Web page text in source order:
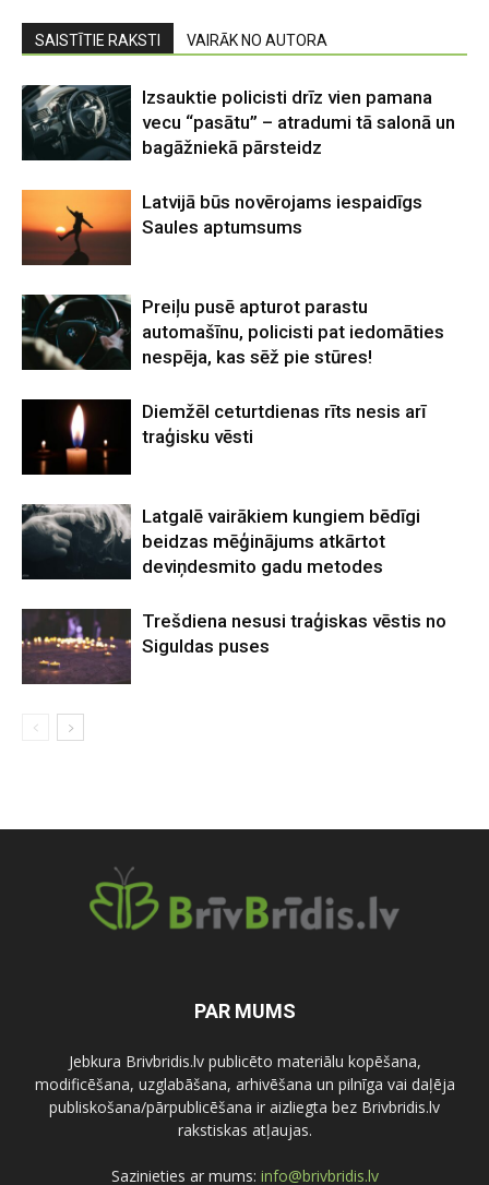
SAISTĪTIE RAKSTI VAIRĀK NO AUTORA
Izsauktie policisti drīz vien pamana
vecu “pasātu” – atradumi tā salonā un
bagāžniekā pārsteidz
Latvijā būs novērojams iespaidīgs
Saules aptumsums
Preiļu pusē apturot parastu
automašīnu, policisti pat iedomāties
nespēja, kas sēž pie stūres!
Diemžēl ceturtdienas rīts nesis arī
traģisku vēsti
Latgalē vairākiem kungiem bēdīgi
beidzas mēģinājums atkārtot
deviņdesmito gadu metodes
Trešdiena nesusi traģiskas vēstis no
Siguldas puses
PAR MUMS
Jebkura Brivbridis.lv publicēto materiālu kopēšana,
modificēšana, uzglabāšana, arhivēšana un pilnīga vai daļēja
publiskošana/pārpublicēšana ir aizliegta bez Brivbridis.lv
rakstiskas atļaujas.
Sazinieties ar mums: info@brivbridis.lv